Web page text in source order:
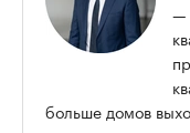
—
больше домов